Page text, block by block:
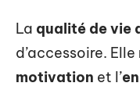
La qualité de vie
d’accessoire.
motivation et l’